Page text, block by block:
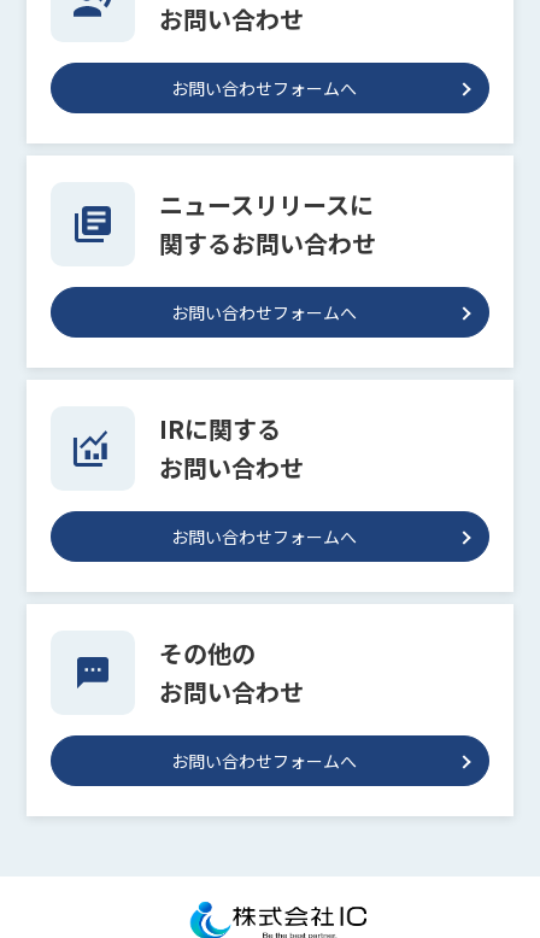
お問い合わせ
お問い合わせフォームへ
ニュースリリースに
関するお問い合わせ
お問い合わせフォームへ
IRに関する
お問い合わせ
お問い合わせフォームへ
その他の
お問い合わせ
お問い合わせフォームへ